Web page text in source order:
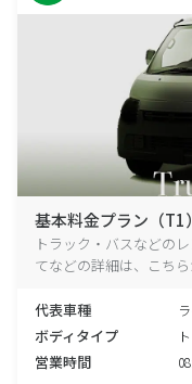
基本料金プラン（T1）
トラック・バスなどの
てなどの詳細は、こち
代表車種
ボディタイプ
営業時間